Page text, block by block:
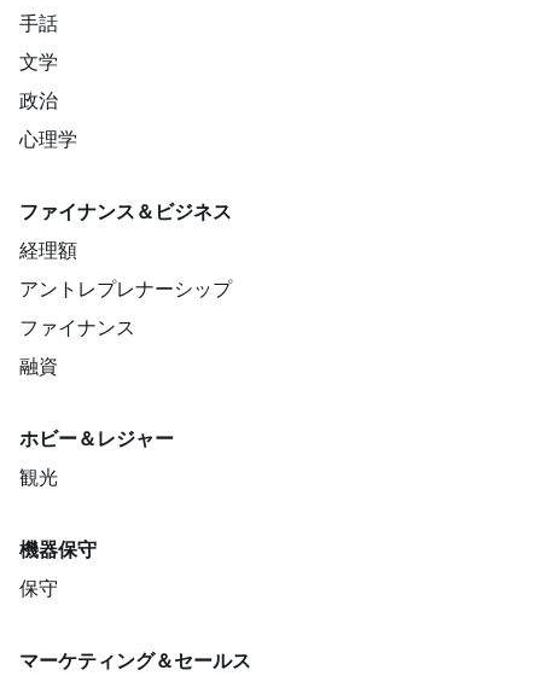
手話
文学
政治
心理学
ファイナンス＆ビジネス
経理額
アントレプレナーシップ
ファイナンス
融資
ホビー＆レジャー
観光
機器保守
保守
マーケティング＆セールス